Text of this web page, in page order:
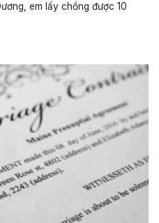
em lấy chồng được 10